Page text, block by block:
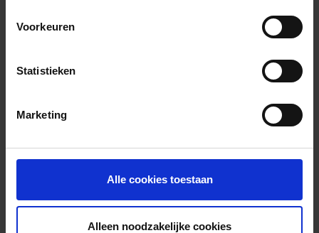
Voorkeuren
Statistieken
Marketing
Alle cookies toestaan
Alleen noodzakelijke cookies